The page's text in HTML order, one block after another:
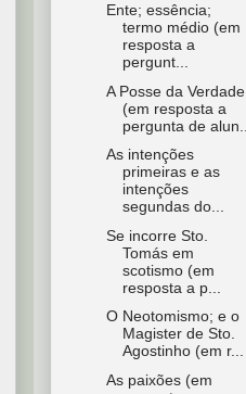
Ente; essência;
termo médio (em
resposta a
pergunt...
A Posse da Verdade
(em resposta a
pergunta de alun...
As intenções
primeiras e as
intenções
segundas do...
Se incorre Sto.
Tomás em
scotismo (em
resposta a p...
O Neotomismo; e o
Magister de Sto.
Agostinho (em r...
As paixões (em